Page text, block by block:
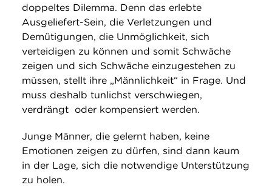
doppeltes Dilemma. Denn das erlebte
Ausgeliefert-Sein, die Verletzungen und
Demütigungen, die Unmöglichkeit, sich
verteidigen zu können und somit Schwäche
zeigen und sich Schwäche einzugestehen zu
müssen, stellt ihre „Männlichkeit“ in Frage. Und
muss deshalb tunlichst verschwiegen,
verdrängt oder kompensiert werden.
Junge Männer, die gelernt haben, keine
Emotionen zeigen zu dürfen, sind dann kaum
in der Lage, sich die notwendige Unterstützung
zu holen.